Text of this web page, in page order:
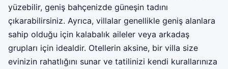
yüzebilir, geniş bahçenizde güneşin tadını
çıkarabilirsiniz. Ayrıca, villalar genellikle geniş alanlara
sahip olduğu için kalabalık aileler veya arkadaş
grupları için idealdir. Otellerin aksine, bir villa size
evinizin rahatlığını sunar ve tatilinizi kendi kurallarınıza